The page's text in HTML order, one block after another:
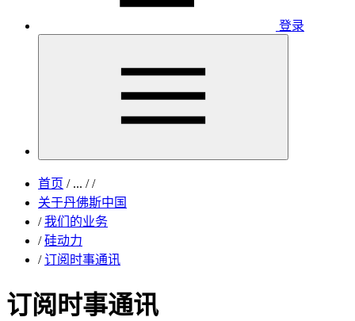
登录
首页 /... / /
关于丹佛斯中国
/ 我们的业务
/ 硅动力
/ 订阅时事通讯
订阅时事通讯